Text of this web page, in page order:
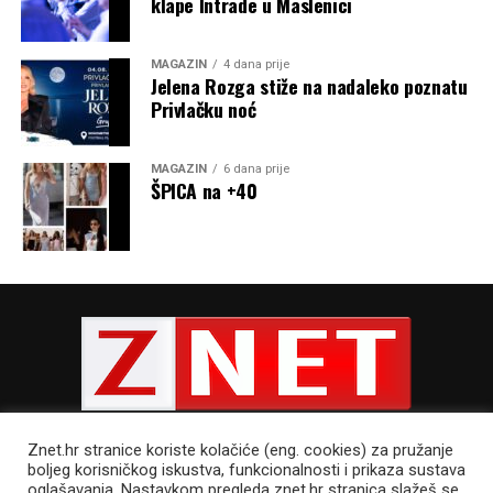
Nakon mise održana je procesija brodovima od
Ždrelašćice do Kukljice, a nadbiskup i svećenici
koncelebranti bili su u brodu u kojem se vozio Gospin kip
iz Ždrelašćice u župnu crkvu sv. Pavla u Kukljicu. Za
vrijeme plovidbe, brodovi su kružili oko broda u kojem je
Gospin kip koji je okićen zlatnim nakitom, brojnim
zavjetnim darovima.
MAGAZIN 4 dana prije
Jelena Rozga stiže na nadaleko poznatu
Privlačku noć
MAGAZIN 6 dana prije
ŠPICA na +40
Znet.hr stranice koriste kolačiće (eng. cookies) za pružanje
boljeg korisničkog iskustva, funkcionalnosti i prikaza sustava